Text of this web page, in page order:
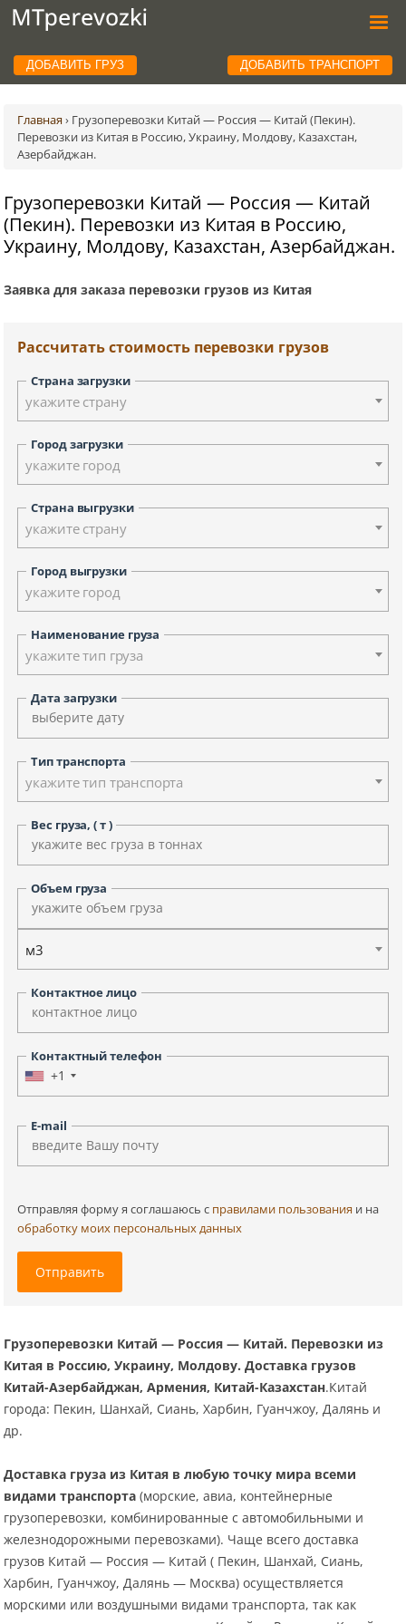
ДОБАВИТЬ ГРУЗ ДОБАВИТЬ ТРАНСПОРТ
Главная › Грузоперевозки Китай — Россия — Китай (Пекин).
Перевозки из Китая в Россию, Украину, Молдову, Казахстан,
Азербайджан.
Грузоперевозки Китай — Россия — Китай
(Пекин). Перевозки из Китая в Россию,
Украину, Молдову, Казахстан, Азербайджан.
Заявка для заказа перевозки грузов из Китая
Рассчитать стоимость перевозки грузов
Страна загрузки
укажите страну
Город загрузки
укажите город
Страна выгрузки
укажите страну
Город выгрузки
укажите город
Наименование груза
укажите тип груза
Дата загрузки
Тип транспорта
укажите тип транспорта
Вес груза, ( т )
Объем груза
м3
Контактное лицо
Контактный телефон
+1
E-mail
Отправляя форму я соглашаюсь c правилами пользования и на
обработку моих персональных данных
Отправить
Грузоперевозки Китай — Россия — Китай. Перевозки из
Китая в Россию, Украину, Молдову. Доставка грузов
Китай-Азербайджан, Армения, Китай-Казахстан.Китай
города: Пекин, Шанхай, Сиань, Харбин, Гуанчжоу, Далянь и
др.
Доставка груза из Китая в любую точку мира всеми
видами транспорта (морские, авиа, контейнерные
грузоперевозки, комбинированные с автомобильными и
железнодорожными перевозками). Чаще всего доставка
грузов Китай — Россия — Китай ( Пекин, Шанхай, Сиань,
Харбин, Гуанчжоу, Далянь — Москва) осуществляется
морскими или воздушными видами транспорта, так как